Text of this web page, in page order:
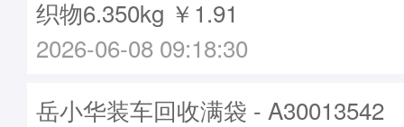
织物6.350kg ￥1.91
2026-06-08 09:18:30
岳小华装车回收满袋 - A30013542